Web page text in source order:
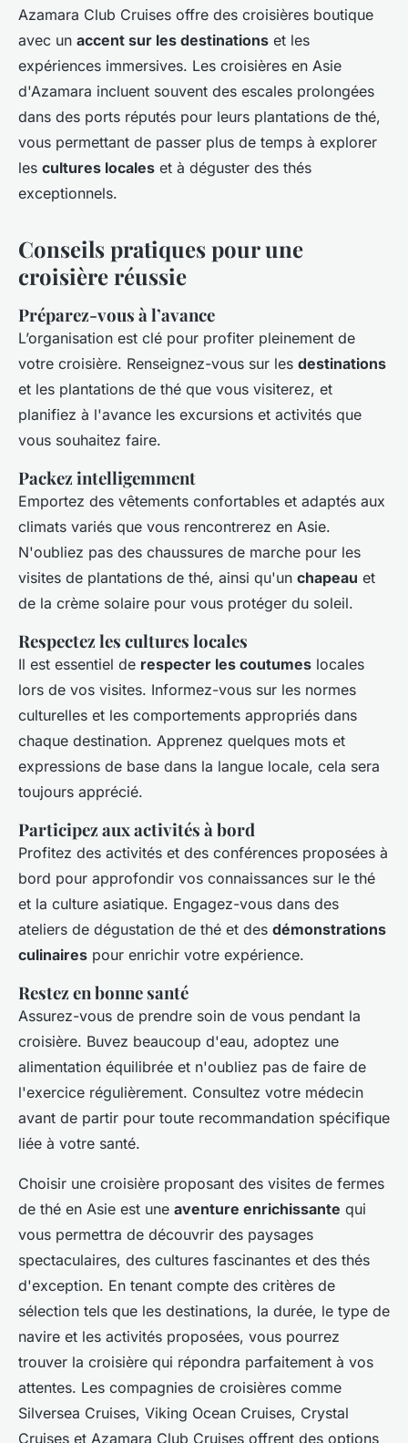
Azamara Club Cruises offre des croisières boutique
avec un accent sur les destinations et les
expériences immersives. Les croisières en Asie
d'Azamara incluent souvent des escales prolongées
dans des ports réputés pour leurs plantations de thé,
vous permettant de passer plus de temps à explorer
les cultures locales et à déguster des thés
exceptionnels.
Conseils pratiques pour une
croisière réussie
Préparez-vous à l’avance
L’organisation est clé pour profiter pleinement de
votre croisière. Renseignez-vous sur les destinations
et les plantations de thé que vous visiterez, et
planifiez à l'avance les excursions et activités que
vous souhaitez faire.
Packez intelligemment
Emportez des vêtements confortables et adaptés aux
climats variés que vous rencontrerez en Asie.
N'oubliez pas des chaussures de marche pour les
visites de plantations de thé, ainsi qu'un chapeau et
de la crème solaire pour vous protéger du soleil.
Respectez les cultures locales
Il est essentiel de respecter les coutumes locales
lors de vos visites. Informez-vous sur les normes
culturelles et les comportements appropriés dans
chaque destination. Apprenez quelques mots et
expressions de base dans la langue locale, cela sera
toujours apprécié.
Participez aux activités à bord
Profitez des activités et des conférences proposées à
bord pour approfondir vos connaissances sur le thé
et la culture asiatique. Engagez-vous dans des
ateliers de dégustation de thé et des démonstrations
culinaires pour enrichir votre expérience.
Restez en bonne santé
Assurez-vous de prendre soin de vous pendant la
croisière. Buvez beaucoup d'eau, adoptez une
alimentation équilibrée et n'oubliez pas de faire de
l'exercice régulièrement. Consultez votre médecin
avant de partir pour toute recommandation spécifique
liée à votre santé.
Choisir une croisière proposant des visites de fermes
de thé en Asie est une aventure enrichissante qui
vous permettra de découvrir des paysages
spectaculaires, des cultures fascinantes et des thés
d'exception. En tenant compte des critères de
sélection tels que les destinations, la durée, le type de
navire et les activités proposées, vous pourrez
trouver la croisière qui répondra parfaitement à vos
attentes. Les compagnies de croisières comme
Silversea Cruises, Viking Ocean Cruises, Crystal
Cruises et Azamara Club Cruises offrent des options